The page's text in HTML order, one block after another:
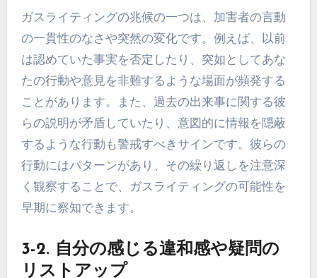
ガスライティングの兆候の一つは、加害者の言動
の一貫性のなさや突然の変化です。例えば、以前
は認めていた事実を否定したり、突如としてあな
たの行動や意見を非難するような場面が頻発する
ことがあります。また、過去の出来事に関する彼
らの説明が矛盾していたり、意図的に情報を隠蔽
するような行動も警戒すべきサインです。彼らの
行動にはパターンがあり、その繰り返しを注意深
く観察することで、ガスライティングの可能性を
早期に察知できます。
3-2. 自分の感じる違和感や疑問の
リストアップ